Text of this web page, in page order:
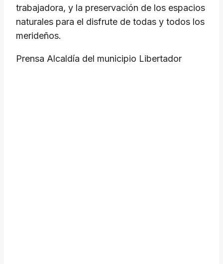
trabajadora, y la preservación de los espacios
naturales para el disfrute de todas y todos los
merideños.
Prensa Alcaldía del municipio Libertador